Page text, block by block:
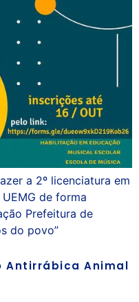
a 2º licenciatura em
de forma
Prefeitura de
do povo”
Antirrábica Animal